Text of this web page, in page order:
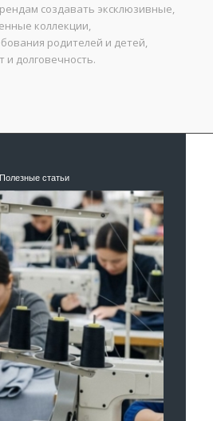
создавать эксклюзивные,
коллекции,
родителей и детей,
и долговечность.
Полезные статьи